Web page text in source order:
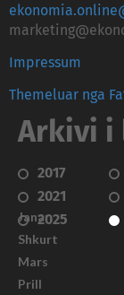
Impressum
Themeluar nga
Arkivi i
2017
2021
2025
Janar
Shkurt
Mars
Prill